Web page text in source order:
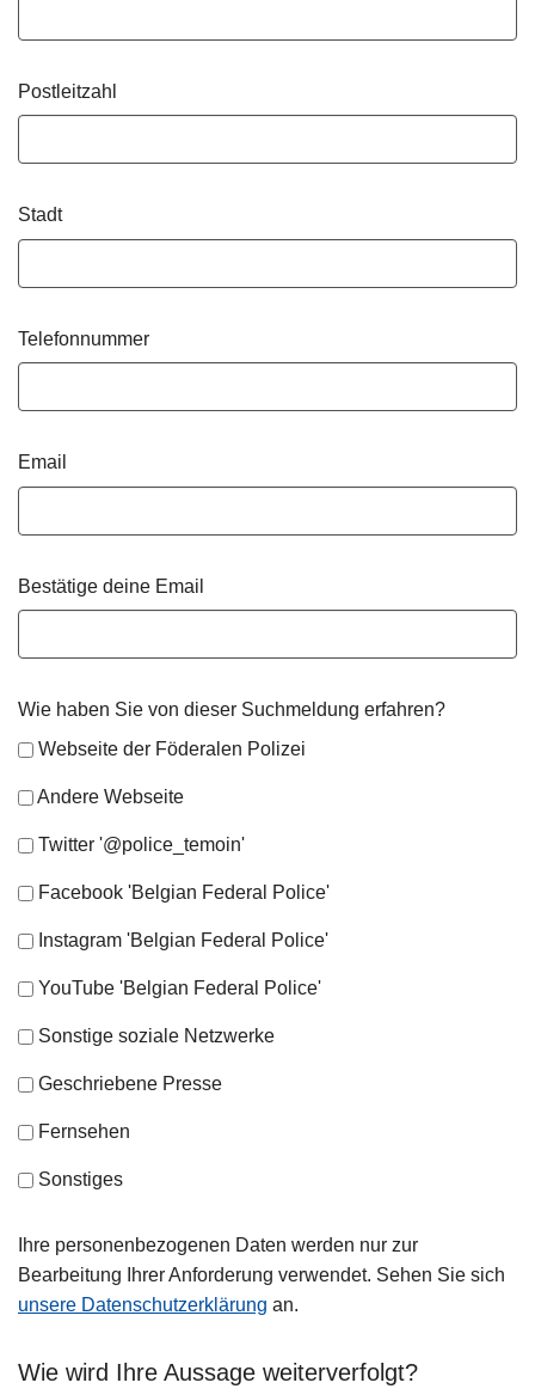
Postleitzahl
Stadt
Telefonnummer
Email
Bestätige deine Email
Wie haben Sie von dieser Suchmeldung erfahren?
Webseite der Föderalen Polizei
Andere Webseite
Twitter '@police_temoin'
Facebook 'Belgian Federal Police'
Instagram 'Belgian Federal Police'
YouTube 'Belgian Federal Police'
Sonstige soziale Netzwerke
Geschriebene Presse
Fernsehen
Sonstiges
Ihre personenbezogenen Daten werden nur zur
Bearbeitung Ihrer Anforderung verwendet. Sehen Sie sich
unsere Datenschutzerklärung an.
Wie wird Ihre Aussage weiterverfolgt?